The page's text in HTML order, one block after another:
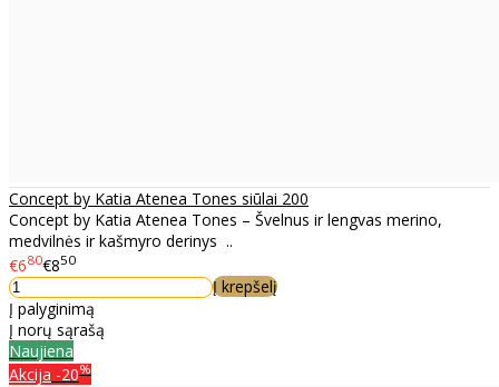
Concept by Katia Atenea Tones siūlai 200
Concept by Katia Atenea Tones – Švelnus ir lengvas merino,
medvilnės ir kašmyro derinys ..
€680€850
Į krepšelį
Į palyginimą
Į norų sąrašą
Naujiena
Akcija -20%